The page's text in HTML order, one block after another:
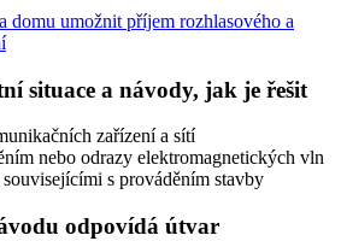
domu umožnit příjem rozhlasového a
situace a návody, jak je řešit
zařízení a sítí
nebo odrazy elektromagnetických vln
s prováděním stavby
odpovídá útvar